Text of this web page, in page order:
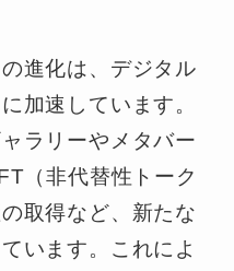
進化は、デジタル
加速しています。
ラリーやメタバー
（非代替性トーク
取得など、新たな
います。これによ